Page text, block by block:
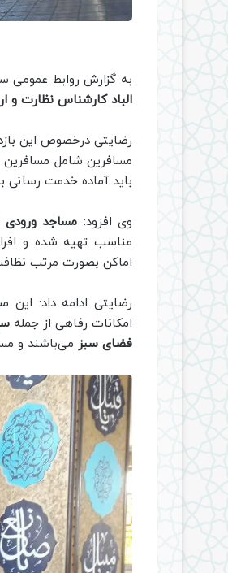
به گزارش روابط عمومی
الباد کارشناس نظارت و
رضایتی درخصوص این
مسافرین شامل مسافرین
باید آماده خدمت رسانی
وی افزود: مساجد ورودی
مناسب تهیه شده و
اماکن بصورت مرتب
رضایتی ادامه داد: این
امکانات رفاهی از جمله
فضای سبز می‌باشند و